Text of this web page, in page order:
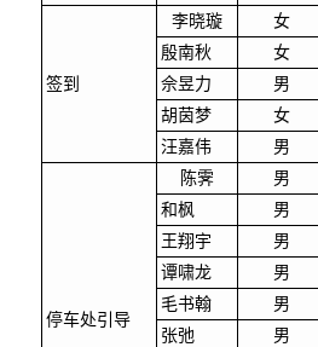
制度法规
联系我们
签到
李晓璇 女
殷南秋
女
佘昱力
男
胡茵梦
女
汪嘉伟
男
停车处引导
陈霁 男
和枫
男
王翔宇
男
谭啸龙
男
毛书翰
男
张弛
男